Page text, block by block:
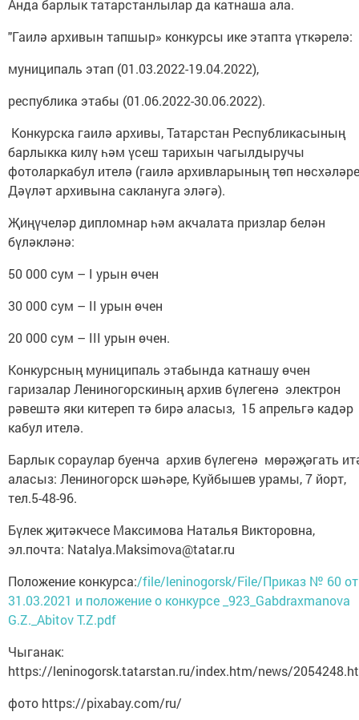
Анда барлык татарстанлылар да катнаша ала.
"Гаилә архивын тапшыр» конкурсы ике этапта үткәрелә:
муниципаль этап (01.03.2022-19.04.2022),
республика этабы (01.06.2022-30.06.2022).
Конкурска гаилә архивы, Татарстан Республикасының
барлыкка килү һәм үсеш тарихын чагылдыручы
фотоларкабул ителә (гаилә архивларының төп нөсхәләре
Дәүләт архивына саклануга эләгә).
Җиңүчеләр дипломнар һәм акчалата призлар белән
бүләкләнә:
50 000 сум – I урын өчен
30 000 сум – II урын өчен
20 000 сум – III урын өчен.
Конкурсның муниципаль этабында катнашу өчен
гаризалар Лениногорскиның архив бүлегенә электрон
рәвештә яки китереп тә бирә аласыз, 15 апрельгә кадәр
кабул ителә.
Барлык сораулар буенча архив бүлегенә мөрәҗәгать
аласыз: Лениногорск шәһәре, Куйбышев урамы, 7 йорт,
тел.5-48-96.
Бүлек җитәкчесе Максимова Наталья Викторовна,
эл.почта: Natalya.Maksimova@tatar.ru
Положение конкурса:/file/leninogorsk/File/Приказ № 60 от
31.03.2021 и положение о конкурсе _923_Gabdraxmanova
G.Z._Abitov T.Z.pdf
Чыганак:
https://leninogorsk.tatarstan.ru/index.htm/news/
фото https://pixabay.com/ru/